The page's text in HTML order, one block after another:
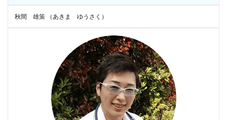
秋間 雄策 （あきま ゆうさく）